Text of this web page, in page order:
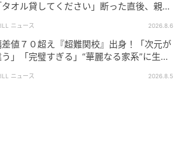
タオル貸してください」断った直後、親が
ニュース 2026.8.6
値７０超え『超難関校』出身！「次元が
」「完璧すぎる」“華麗なる家系”に生ま
ニュース 2026.8.5